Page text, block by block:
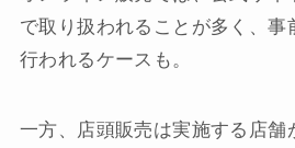
で取り扱われることが多く、事
行われるケースも。
一方、店頭販売は実施する店舗